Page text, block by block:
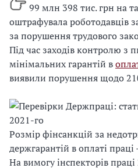
99 млн 398 тис. грн на
оштрафувала роботодавців
за порушення трудового
Під час заходів контролю з
мінімальних гарантій в
виявили порушення щодо
Розмір фінсанкцій за
держгарантій в оплаті праці
На вимогу інспекторів